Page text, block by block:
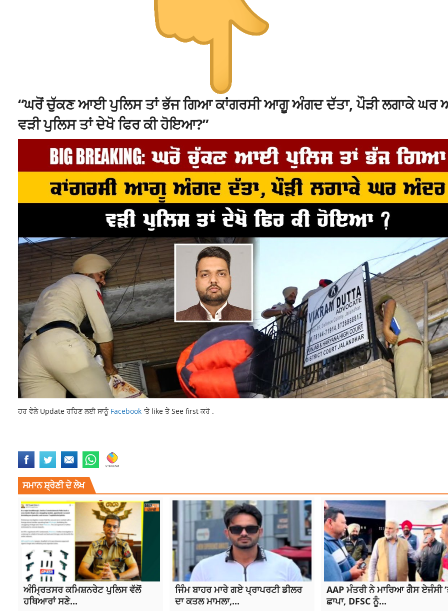
“ਘਰੋਂ ਚੁੱਕਣ ਆਈ ਪੁਲਿਸ ਤਾਂ ਭੱਜ ਗਿਆ ਕਾਂਗਰਸੀ ਆਗੂ ਅੰਗਦ ਦੱਤਾ, ਪੌੜੀ ਲਗਾਕੇ ਘਰ
ਵੜੀ ਪੁਲਿਸ ਤਾਂ ਦੇਖੋ ਫਿਰ ਕੀ ਹੋਇਆ?”
ਹਰ ਵੇਲੇ Update ਰਹਿਣ ਲਈ ਸਾਨੂੰ Facebook 'ਤੇ like ਤੇ See first ਕਰੋ .
ਸਮਾਨ ਸ਼੍ਰੇਣੀ ਦੇ ਲੇਖ
ਅੰਮ੍ਰਿਤਸਰ ਕਮਿਸ਼ਨਰੇਟ ਪੁਲਿਸ ਵੱਲੋਂ
ਹਥਿਆਰਾਂ ਸਣੇ...
ਜਿੰਮ ਬਾਹਰ ਮਾਰੇ ਗਏ ਪ੍ਰਾਪਰਟੀ ਡੀਲਰ
ਦਾ ਕਤਲ ਮਾਮਲਾ,...
AAP ਮੰਤਰੀ ਨੇ ਮਾਰਿਆ ਗੈਸ ਏਜੰਸੀ
ਛਾਪਾ, DFSC ਨੂੰ...